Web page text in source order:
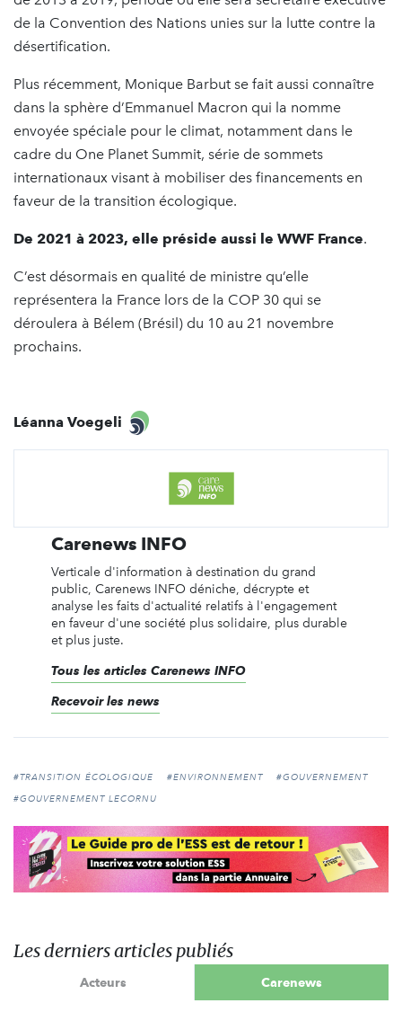
de la Convention des Nations unies sur la lutte contre la
désertification.
Plus récemment, Monique Barbut se fait aussi connaître
dans la sphère d’Emmanuel Macron qui la nomme
envoyée spéciale pour le climat, notamment dans le
cadre du One Planet Summit, série de sommets
internationaux visant à mobiliser des financements en
faveur de la transition écologique.
De 2021 à 2023, elle préside aussi le WWF France.
C’est désormais en qualité de ministre qu’elle
représentera la France lors de la COP 30 qui se
déroulera à Bélem (Brésil) du 10 au 21 novembre
prochains.
Léanna Voegeli
Carenews INFO
Verticale d'information à destination du grand
public, Carenews INFO déniche, décrypte et
analyse les faits d'actualité relatifs à l'engagement
en faveur d'une société plus solidaire, plus durable
et plus juste.
Tous les articles Carenews INFO
Recevoir les news
#TRANSITION ÉCOLOGIQUE #ENVIRONNEMENT
#GOUVERNEMENT
#GOUVERNEMENT LECORNU
Les derniers articles publiés
Acteurs Carenews